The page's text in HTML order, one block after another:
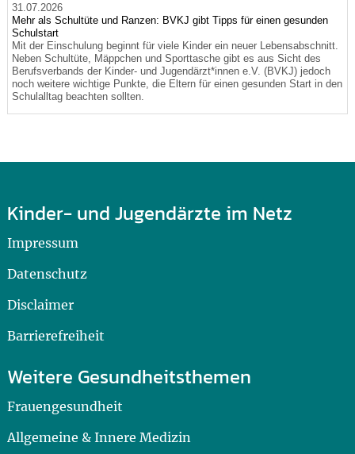
31.07.2026
Mehr als Schultüte und Ranzen: BVKJ gibt Tipps für einen gesunden
Schulstart
Mit der Einschulung beginnt für viele Kinder ein neuer Lebensabschnitt.
Neben Schultüte, Mäppchen und Sporttasche gibt es aus Sicht des
Berufsverbands der Kinder- und Jugendärzt*innen e.V. (BVKJ) jedoch
noch weitere wichtige Punkte, die Eltern für einen gesunden Start in den
Schulalltag beachten sollten.
Kinder- und Jugendärzte im Netz
Impressum
Datenschutz
Disclaimer
Barrierefreiheit
Weitere Gesundheitsthemen
Frauengesundheit
Allgemeine & Innere Medizin